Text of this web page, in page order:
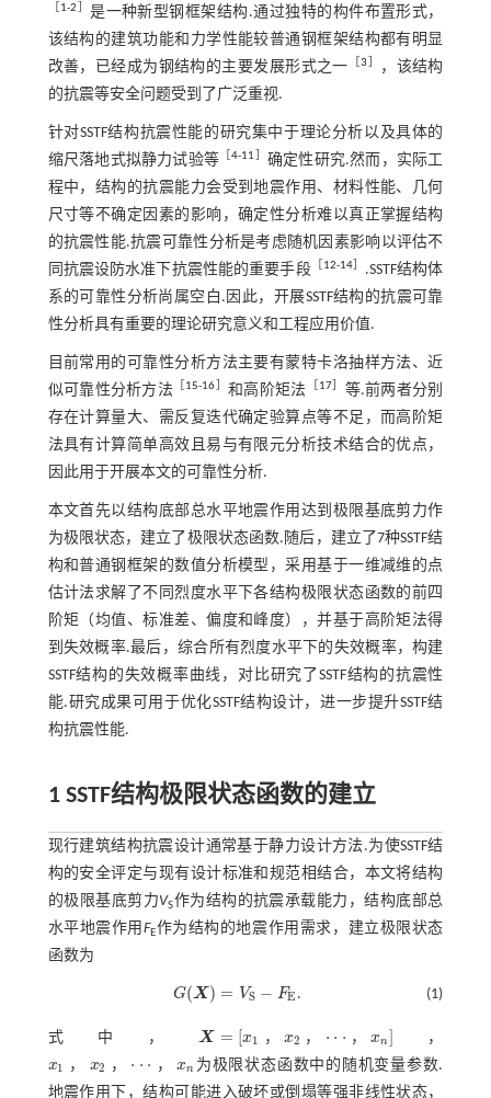
1-2
是一种新型钢框架结构.通过独特的构件布置形式，
该结构的建筑功能和力学性能较普通钢框架结构都有明显
改善，已经成为钢结构的主要发展形式之一 ［3
，该结构
的抗震等安全问题受到了广泛重视.
针对SSTF结构抗震性能的研究集中于理论分析以及具体的
缩尺落地式拟静力试验等 ［4-11
确定性研究.然而，实际工
程中，结构的抗震能力会受到地震作用、材料性能、几何
尺寸等不确定因素的影响，确定性分析难以真正掌握结构
的抗震性能.抗震可靠性分析是考虑随机因素影响以评估不
同抗震设防水准下抗震性能的重要手段［ 12-14］ .SSTF结构体
系的可靠性分析尚属空白.因此，开展SSTF结构的抗震可靠
性分析具有重要的理论研究意义和工程应用价值.
目前常用的可靠性分析方法主要有蒙特卡洛抽样方法、近
似可靠性分析方法
15-16 ］和高阶矩法 17］ 等.前两者分别
存在计算量大、需反复迭代确定验算点等不足，而高阶矩
法具有计算简单高效且易与有限元分析技术结合的优点，
因此用于开展本文的可靠性分析.
本文首先以结构底部总水平地震作用达到极限基底剪力作
为极限状态，建立了极限状态函数.随后，建立了7种SSTF结
构和普通钢框架的数值分析模型，采用基于一维减维的点
估计法求解了不同烈度水平下各结构极限状态函数的前四
阶矩（均值、标准差、偏度和峰度），并基于高阶矩法得
到失效概率.最后，综合所有烈度水平下的失效概率，构建
SSTF结构的失效概率曲线，对比研究了SSTF结构的抗震性
能.研究成果可用于优化SSTF结构设计，进一步提升SSTF结
构抗震性能.
1 SSTF结构极限状态函数的建立
现行建筑结构抗震设计通常基于静力设计方法.为使SSTF结
构的安全评定与现有设计标准和规范相结合，本文将结构
的极限基底剪力VS作为结构的抗震承载能力，结构底部总
水平地震作用FE作为结构的地震作用需求，建立极限状态
函数为
G(X ) = VS − FE
G(X)=V S-F . (1)
式中，X = [x1 ， x2 ， ⋅ ⋅ ⋅ ， xn]
X= 1，x2 ， ⋅， xn ，
x1 ， x2 ， ⋅ ⋅ ⋅ ， xn
x1， 2， ⋅⋅
为极限状态函数中的随机变量参数.
地震作用下，结构可能进入破坏或倒塌等强非线性状态，